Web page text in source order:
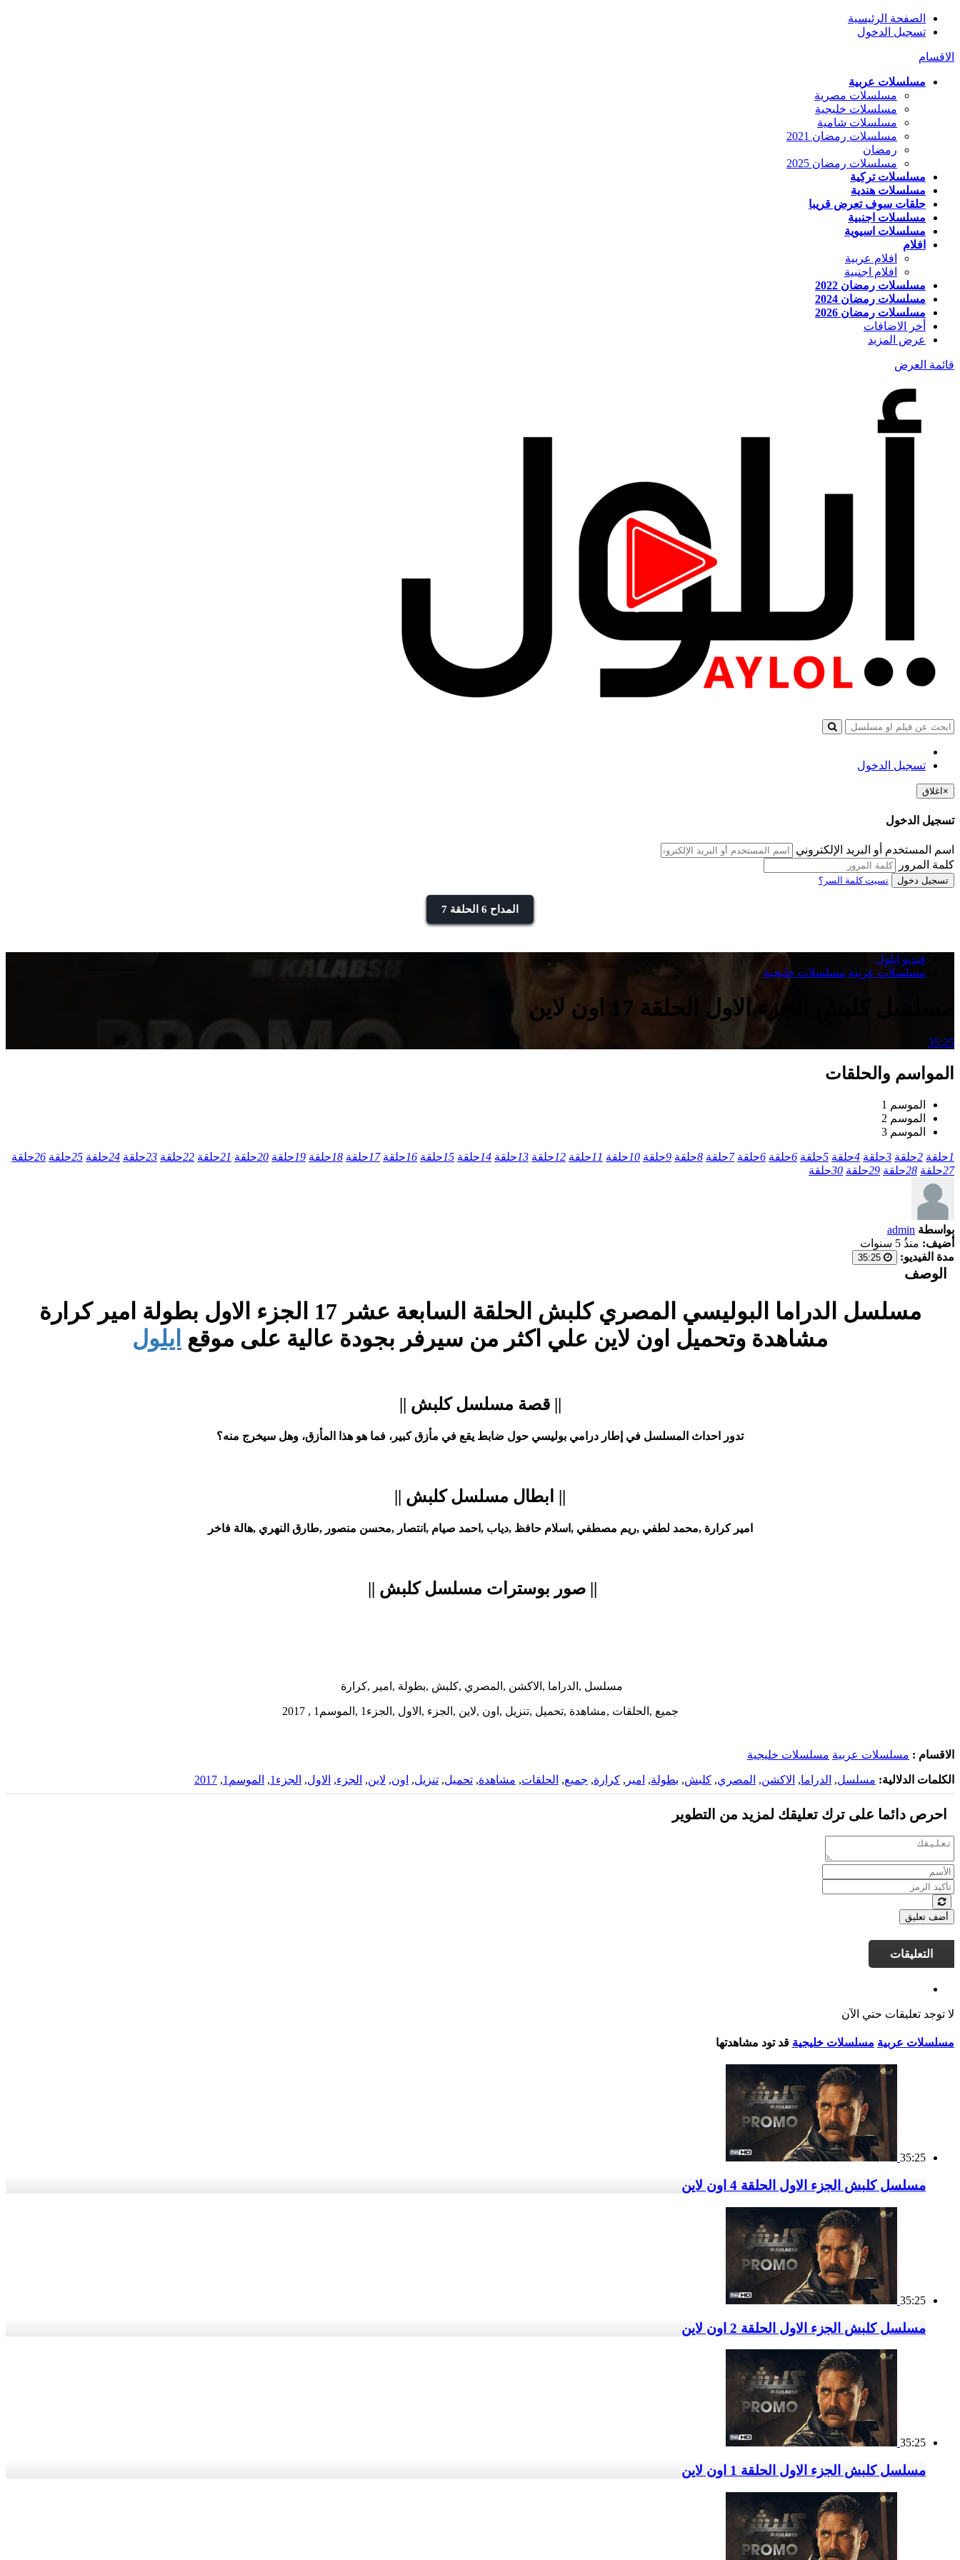
الصفحة الرئيسية
تسجيل الدخول
الاقسام
مسلسلات عربية
مسلسلات مصرية
مسلسلات خليجية
مسلسلات شامية
مسلسلات رمضان 2021
رمضان
مسلسلات رمضان 2025
مسلسلات تركية
مسلسلات هندية
حلقات سوف تعرض قريبا
مسلسلات اجنبية
مسلسلات اسيوية
افلام
افلام عربية
افلام اجنبية
مسلسلات رمضان 2022
مسلسلات رمضان 2024
مسلسلات رمضان 2026
أخر الاضافات
عرض المزيد
قائمة العرض
تسجيل الدخول
× اغلاق
تسجيل الدخول
اسم المستخدم أو البريد الإلكتروني
كلمة المرور
تسجيل دخول نسيت كلمة السر؟
المداح 6 الحلقة 7
فيديو ايلول
مسلسلات عربية مسلسلات خليجية
مسلسل كلبش الجزء الاول الحلقة 17 اون لاين
35:25
المواسم والحلقات
الموسم 1
الموسم 2
الموسم 3
1حلقة 2حلقة 3حلقة 4حلقة 5حلقة 6حلقة 6حلقة 7حلقة 8حلقة 9حلقة 10حلقة 11حلقة 12حلقة 13حلقة 14حلقة 15حلقة 16حلقة 17حلقة 18حلقة 19حلقة 20حلقة 21حلقة 22حلقة 23حلقة 24حلقة 25حلقة 26حلقة
27حلقة 28حلقة 29حلقة 30حلقة
بواسطة admin
أضيف: منذُ 5 سنوات
مدة الفيديو:
الوصف
مسلسل الدراما البوليسي المصري كلبش الحلقة السابعة عشر 17 الجزء الاول بطولة امير كرارة
مشاهدة وتحميل اون لاين علي اكثر من سيرفر بجودة عالية على موقع ايلول
|| قصة مسلسل كلبش ||
تدور احداث المسلسل في إطار درامي بوليسي حول ضابط يقع في مأزق كبير، فما هو هذا المأزق، وهل سيخرج منه؟
|| ابطال مسلسل كلبش ||
امير كرارة ,محمد لطفي ,ريم مصطفي ,اسلام حافظ ,دياب ,احمد صيام ,انتصار ,محسن منصور ,طارق النهري ,هالة فاخر
|| صور بوسترات مسلسل كلبش ||
مسلسل ,الدراما ,الاكشن ,المصري ,كلبش ,بطولة ,امير ,كرارة
جميع ,الحلقات ,مشاهدة ,تحميل ,تنزيل ,اون ,لاين ,الجزء ,الاول ,الجزء1 ,الموسم1 , 2017
الاقسام : مسلسلات عربية مسلسلات خليجية
الكلمات الدلالية: مسلسل, الدراما, الاكشن, المصري, كلبش, بطولة, امير , كرارة, جميع, الحلقات, مشاهدة, تحميل, تنزيل, اون, لاين, الجزء, الاول, الجزء1 , الموسم1 ,
2017
احرص دائما على ترك تعليقك لمزيد من التطوير
أضف تعليق
التعليقات
لا توجد تعليقات حتي الآن
مسلسلات عربية مسلسلات خليجية قد تود مشاهدتها
35:25
مسلسل كلبش الجزء الاول الحلقة 4 اون لاين
35:25
مسلسل كلبش الجزء الاول الحلقة 2 اون لاين
35:25
مسلسل كلبش الجزء الاول الحلقة 1 اون لاين